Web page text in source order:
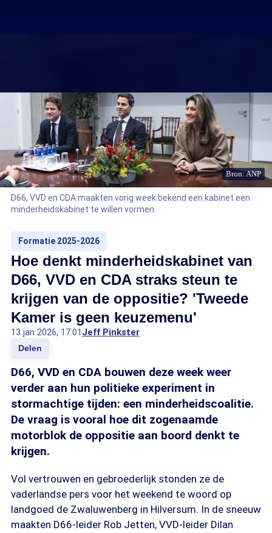
Bron: ANP
D66, VVD en CDA maakten vorig week bekend een kabinet een
minderheidskabinet te willen vormen
Formatie 2025-2026
Hoe denkt minderheidskabinet van
D66, VVD en CDA straks steun te
krijgen van de oppositie? 'Tweede
Kamer is geen keuzemenu'
13 jan 2026, 17:01 Jeff Pinkster
Delen
D66, VVD en CDA bouwen deze week weer
verder aan hun politieke experiment in
stormachtige tijden: een minderheidscoalitie.
De vraag is vooral hoe dit zogenaamde
motorblok de oppositie aan boord denkt te
krijgen.
Vol vertrouwen en gebroederlijk stonden ze de
vaderlandse pers voor het weekend te woord op
landgoed de Zwaluwenberg in Hilversum. In de sneeuw
maakten D66-leider Rob Jetten, VVD-leider Dilan